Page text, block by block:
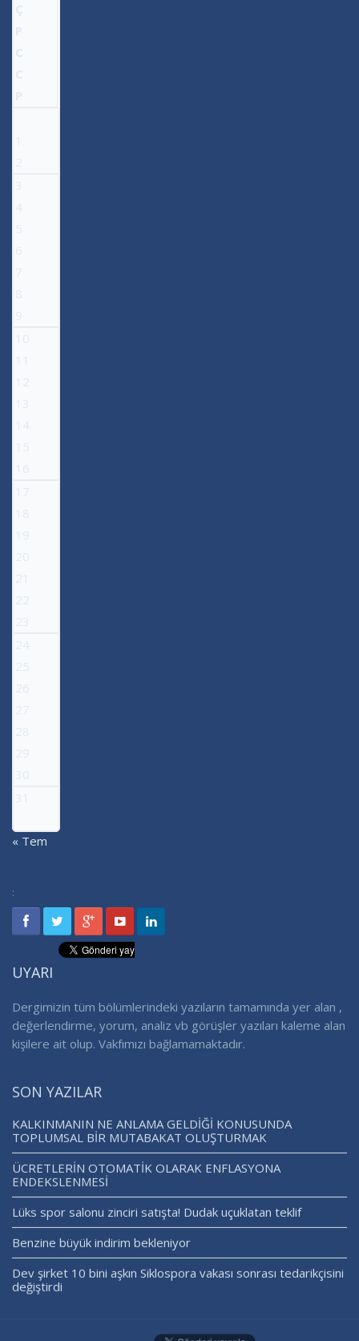
Ç
P
C
C
P
1
2
3
4
5
6
7
8
9
10
11
12
13
14
15
16
17
18
19
20
21
22
23
24
25
26
27
28
29
30
31
« Tem
:
UYARI
Dergimizin tüm bölümlerindeki yazıların tamamında yer alan ,
değerlendirme, yorum, analiz vb görüşler yazıları kaleme alan
kişilere ait olup. Vakfımızı bağlamamaktadır.
SON YAZILAR
KALKINMANIN NE ANLAMA GELDİĞİ KONUSUNDA
TOPLUMSAL BİR MUTABAKAT OLUŞTURMAK
ÜCRETLERİN OTOMATİK OLARAK ENFLASYONA
ENDEKSLENMESİ
Lüks spor salonu zinciri satışta! Dudak uçuklatan teklif
Benzine büyük indirim bekleniyor
Dev şirket 10 bini aşkın Siklospora vakası sonrası tedarikçisini
değiştirdi